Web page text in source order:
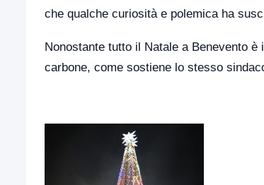
che qualche curiosità e polemica ha
Nonostante tutto il Natale a Benevento
carbone, come sostiene lo stesso